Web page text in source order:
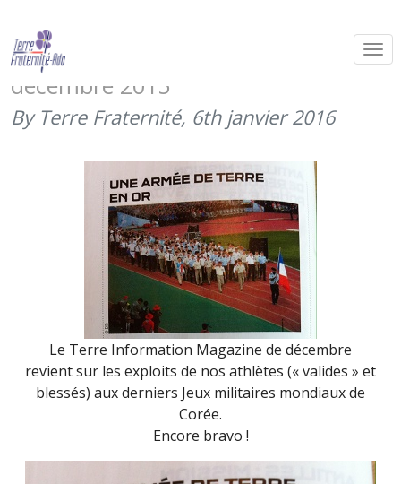
Les Jeux militaires mondiaux dans
Terre Information Magazine de
décembre 2015
By Terre Fraternité, 6th janvier 2016
Le Terre Information Magazine de décembre
revient sur les exploits de nos athlètes (« valides » et
blessés) aux derniers Jeux militaires mondiaux de
Corée.
Encore bravo !